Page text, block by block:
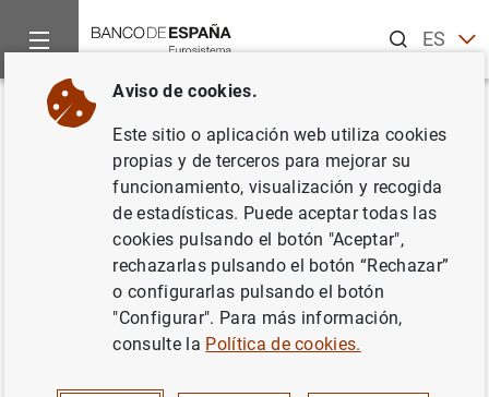
ESEN
Inicio Noticias y eventos
Volver
Balanza de pagos en marzo de
SITUACIÓN ECONÓMICA
Aviso de cookies.
Este sitio o aplicación web utiliza cookies
propias y de terceros para mejorar su
funcionamiento, visualización y recogida
de estadísticas. Puede aceptar todas las
cookies pulsando el botón "Aceptar",
rechazarlas pulsando el botón “Rechazar”
o configurarlas pulsando el botón
"Configurar". Para más información,
consulte la Política de cookies.